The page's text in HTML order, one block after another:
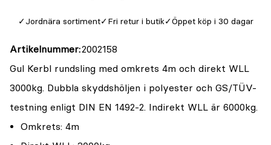
Jordnära sortiment Fri retur i butik Öppet köp i 30 dagar
Artikelnummer 2002158
Gul Kerbl rundsling med omkrets 4m och direkt WLL
3000kg. Dubbla skyddshöljen i polyester och GS/TÜV-
testning enligt DIN EN 1492-2. Indirekt WLL är 6000kg.
Omkrets: 4m